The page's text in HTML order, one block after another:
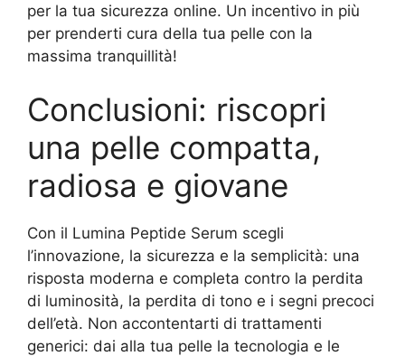
per la tua sicurezza online. Un incentivo in più
per prenderti cura della tua pelle con la
massima tranquillità!
Conclusioni: riscopri
una pelle compatta,
radiosa e giovane
Con il Lumina Peptide Serum scegli
l’innovazione, la sicurezza e la semplicità: una
risposta moderna e completa contro la perdita
di luminosità, la perdita di tono e i segni precoci
dell’età. Non accontentarti di trattamenti
generici: dai alla tua pelle la tecnologia e le